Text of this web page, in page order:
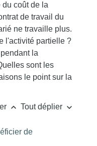
du coût de la
de travail du
ne travaille plus.
l'activité partielle ?
la
sont les
le point sur la
keyboard_arrow_up Tout déplier keyboard_arrow_down
de